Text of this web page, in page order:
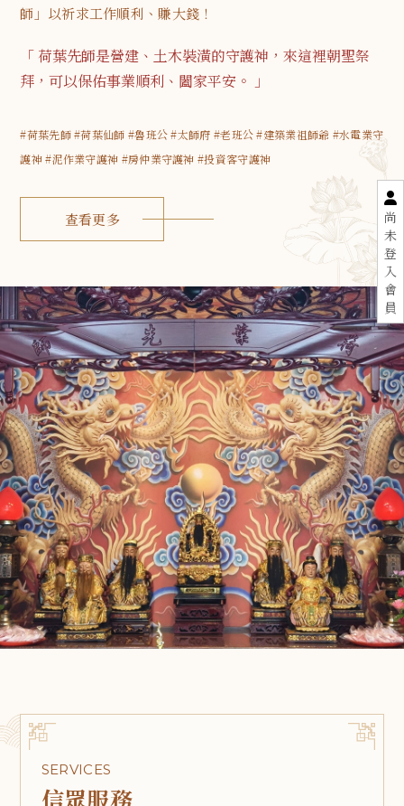
尚
未
登
入
會
員
師」以祈求工作順利、賺大錢！
「 荷葉先師是營建、土木裝潢的守護神，來這裡朝聖祭
拜，可以保佑事業順利、闔家平安。 」
#荷葉先師 #荷葉仙師 #魯班公 #太師府 #老班公 #建築業祖師爺 #水電業守
護神 #泥作業守護神 #房仲業守護神 #投資客守護神
查看更多
SERVICES
信眾服務